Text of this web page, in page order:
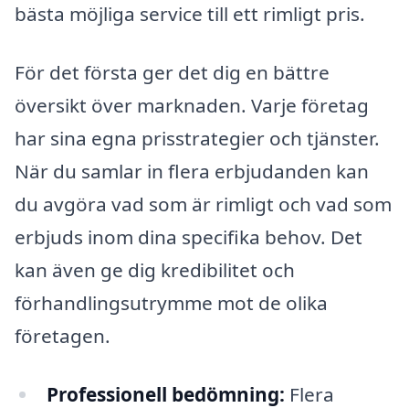
bästa möjliga service till ett rimligt pris.
För det första ger det dig en bättre
översikt över marknaden. Varje företag
har sina egna prisstrategier och tjänster.
När du samlar in flera erbjudanden kan
du avgöra vad som är rimligt och vad som
erbjuds inom dina specifika behov. Det
kan även ge dig kredibilitet och
förhandlingsutrymme mot de olika
företagen.
Professionell bedömning: Flera